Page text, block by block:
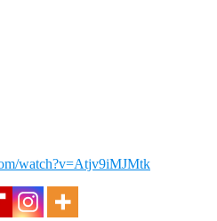
watch?v=Atjv9iMJMtk